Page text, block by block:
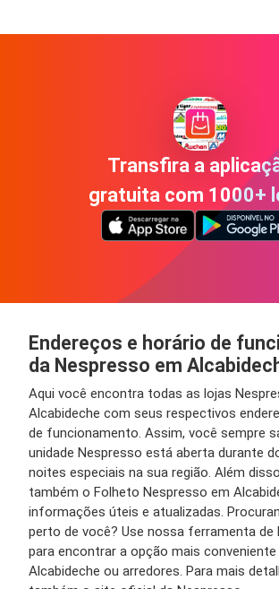
Transfira a
gratuita com 1000+
Endereços e horário de
da Nespresso em
Aqui você encontra todas as lojas
Alcabideche com seus respectivos
de funcionamento. Assim, você sempre
unidade Nespresso está aberta durante
noites especiais na sua região. Além
também o Folheto Nespresso em
informações úteis e atualizadas.
perto de você? Use nossa ferramenta de
para encontrar a opção mais conveniente
Alcabideche ou arredores. Para mais